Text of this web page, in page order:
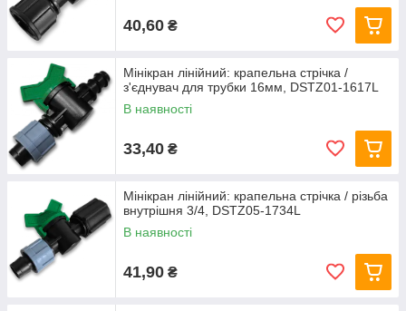
40,60 ₴
Мінікран лінійний: крапельна стрічка /
з'єднувач для трубки 16мм, DSTZ01-1617L
В наявності
33,40 ₴
Мінікран лінійний: крапельна стрічка / різьба
внутрішня 3/4, DSTZ05-1734L
В наявності
41,90 ₴